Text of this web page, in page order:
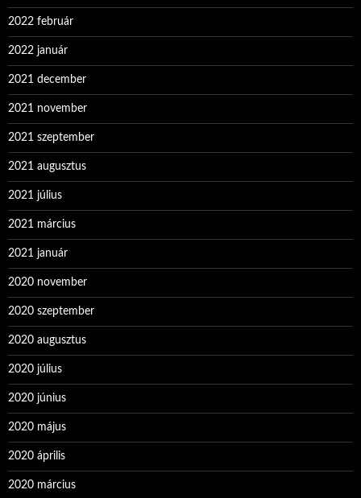
2022 február
2022 január
2021 december
2021 november
2021 szeptember
2021 augusztus
2021 július
2021 március
2021 január
2020 november
2020 szeptember
2020 augusztus
2020 július
2020 június
2020 május
2020 április
2020 március